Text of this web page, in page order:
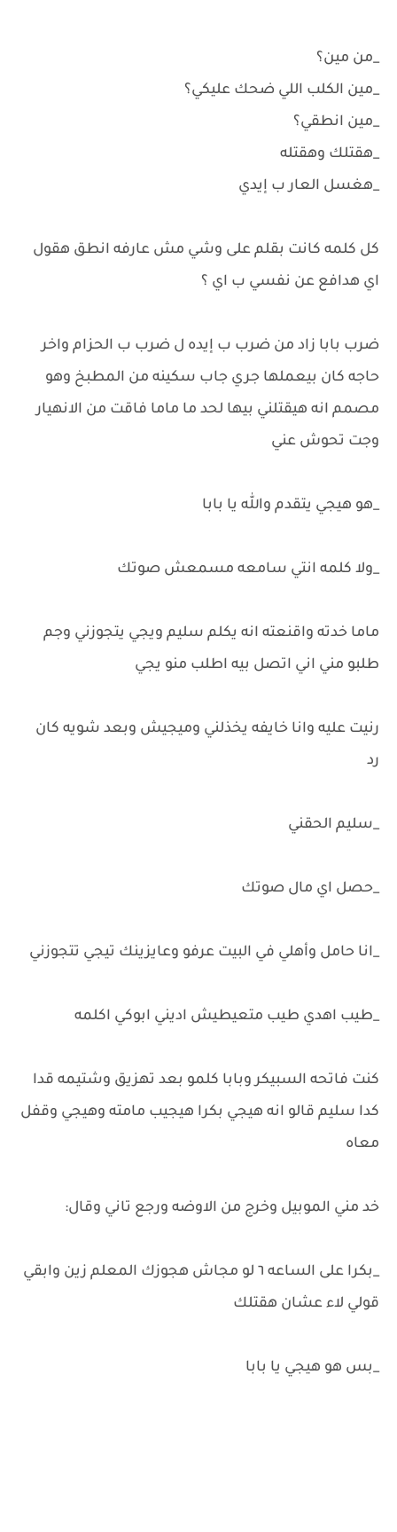
_من مين؟
_مين الكلب اللي ضحك عليكي؟
_مين انطقي؟
_هقتلك وهقتله
_هغسل العار ب إيدي
كل كلمه كانت بقلم على وشي مش عارفه انطق هقول
اي هدافع عن نفسي ب اي ؟
ضرب بابا زاد من ضرب ب إيده ل ضرب ب الحزام واخر
حاجه كان بيعملها جري جاب سكينه من المطبخ وهو
مصمم انه هيقتلني بيها لحد ما ماما فاقت من الانهيار
وجت تحوش عني
_هو هيجي يتقدم والله يا بابا
_ولا كلمه انتي سامعه مسمعش صوتك
ماما خدته واقنعته انه يكلم سليم ويجي يتجوزني وجم
طلبو مني اني اتصل بيه اطلب منو يجي
رنيت عليه وانا خايفه يخذلني وميجيش وبعد شويه كان
رد
_سليم الحقني
_حصل اي مال صوتك
_انا حامل وأهلي في البيت عرفو وعايزينك تيجي تتجوزني
_طيب اهدي طيب متعيطيش اديني ابوكي اكلمه
كنت فاتحه السبيكر وبابا كلمو بعد تهزيق وشتيمه قدا
كدا سليم قالو انه هيجي بكرا هيجيب مامته وهيجي وقفل
معاه
خد مني الموبيل وخرج من الاوضه ورجع تاني وقال:
_بكرا على الساعه ٦ لو مجاش هجوزك المعلم زين وابقي
قولي لاء عشان هقتلك
_بس هو هيجي يا بابا